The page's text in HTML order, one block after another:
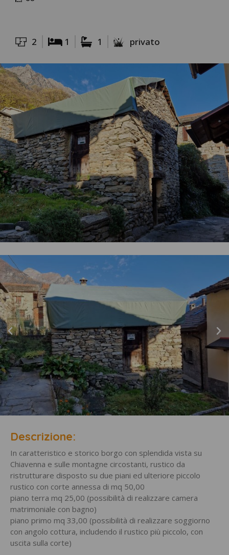
2 1 1 privato
Descrizione:
In caratteristico e storico borgo con splendida vista su
Chiavenna e sulle montagne circostanti, rustico da
ristrutturare disposto su due piani ed ulteriore piccolo
rustico con corte annessa di mq 50,00
piano terra mq 25,00 (possibilità di realizzare camera
matrimoniale con bagno)
piano primo mq 33,00 (possibilità di realizzare soggiorno
con angolo cottura, includendo il rustico più piccolo, con
uscita sulla corte)